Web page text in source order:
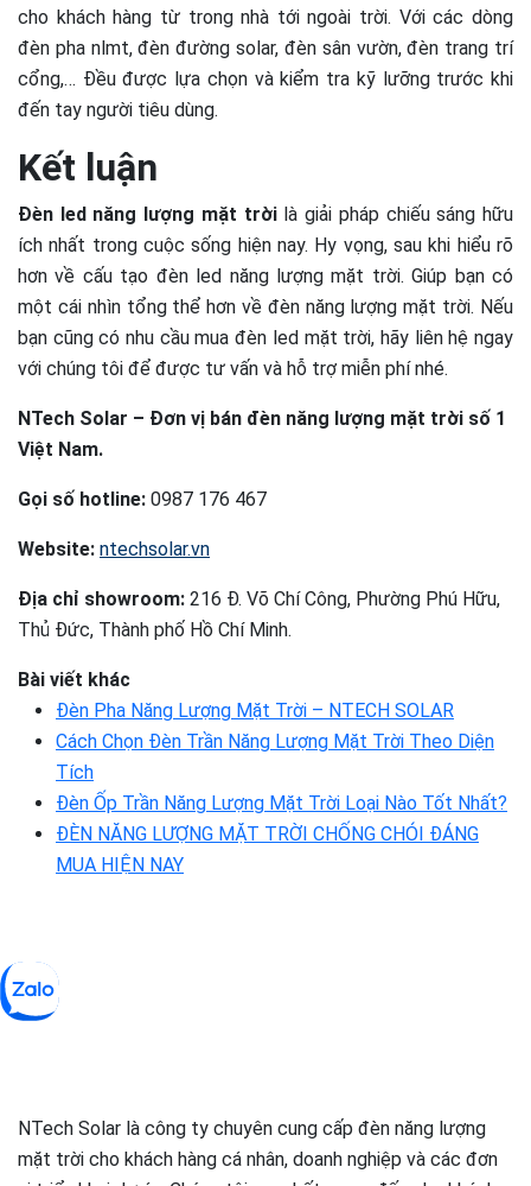
cho khách hàng từ trong nhà tới ngoài trời. Với các dòng
đèn pha nlmt, đèn đường solar, đèn sân vườn, đèn trang trí
cổng,… Đều được lựa chọn và kiểm tra kỹ lưỡng trước khi
đến tay người tiêu dùng.
Kết luận
Đèn led năng lượng mặt trờilà giải pháp chiếu sáng hữu
ích nhất trong cuộc sống hiện nay. Hy vọng, sau khi hiểu rõ
hơn về cấu tạo đèn led năng lượng mặt trời. Giúp bạn có
một cái nhìn tổng thể hơn về đèn năng lượng mặt trời. Nếu
bạn cũng có nhu cầu mua đèn led mặt trời, hãy liên hệ ngay
với chúng tôi để được tư vấn và hỗ trợ miễn phí nhé.
NTech Solar – Đơn vị bán đèn năng lượng mặt trời số 1
Việt Nam.
Gọi số hotline: 0987 176 467
Website: ntechsolar.vn
Địa chỉ showroom: 216 Đ. Võ Chí Công, Phường Phú Hữu,
Thủ Đức, Thành phố Hồ Chí Minh.
Bài viết khác
Đèn Pha Năng Lượng Mặt Trời – NTECH SOLAR
Cách Chọn Đèn Trần Năng Lượng Mặt Trời Theo Diện
Tích
Đèn Ốp Trần Năng Lượng Mặt Trời Loại Nào Tốt Nhất?
ĐÈN NĂNG LƯỢNG MẶT TRỜI CHỐNG CHÓI ĐÁNG
MUA HIỆN NAY
NTech Solar là công ty chuyên cung cấp đèn năng lượng
mặt trời cho khách hàng cá nhân, doanh nghiệp và các đơn